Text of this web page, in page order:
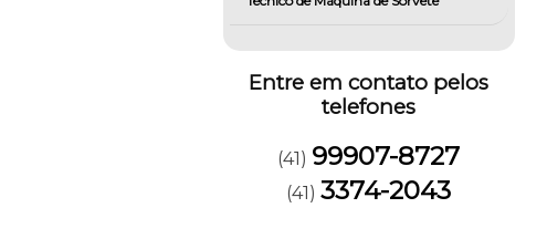
Entre em contato pelos
telefones
(41) 99907-8727
(41)3374-2043